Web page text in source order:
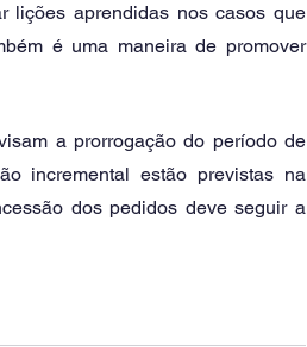
lições aprendidas nos casos que
é uma maneira de promover
a prorrogação do período de
incremental estão previstas na
dos pedidos deve seguir a